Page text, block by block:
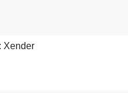
Xender